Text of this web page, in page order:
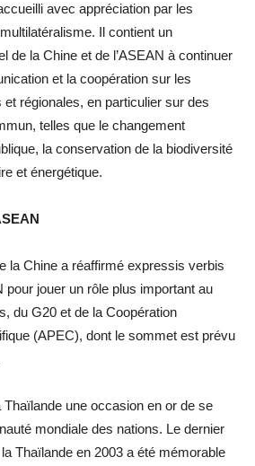
avec appréciation par les
Il contient un
de la Chine et de l’ASEAN à continuer
et la coopération sur les
régionales, en particulier sur des
telles que le changement
la conservation de la biodiversité
et énergétique.
la Chine a réaffirmé expressis verbis
pour jouer un rôle plus important au
du G20 et de la Coopération
(APEC), dont le sommet est prévu
une occasion en or de se
mondiale des nations. Le dernier
Thaïlande en 2003 a été mémorable